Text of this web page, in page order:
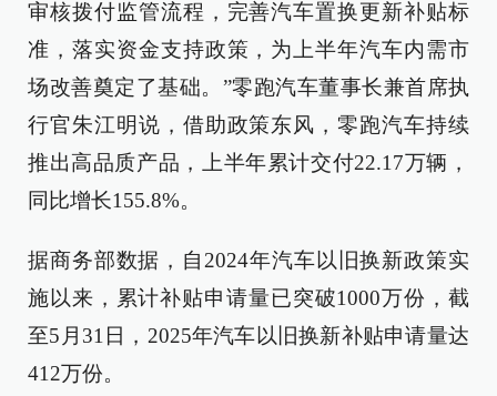
审核拨付监管流程，完善汽车置换更新补贴标
准，落实资金支持政策，为上半年汽车内需市
场改善奠定了基础。”零跑汽车董事长兼首席执
行官朱江明说，借助政策东风，零跑汽车持续
推出高品质产品，上半年累计交付22.17万辆，
同比增长155.8%。
据商务部数据，自2024年汽车以旧换新政策实
施以来，累计补贴申请量已突破1000万份，截
至5月31日，2025年汽车以旧换新补贴申请量达
412万份。